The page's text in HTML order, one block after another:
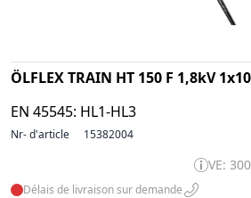
ÖLFLEX TRAIN HT 150 F 1,8kV 1x10
EN 45545: HL1-HL3
Nr- d'article 15382004
VE:
Délais de livraison sur demande